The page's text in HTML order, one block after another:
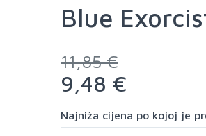
Blue
11,85 €
9,48 €
Najniža cijena po kojoj je